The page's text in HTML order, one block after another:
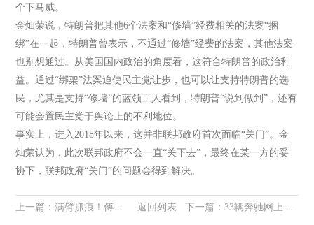
个下马威。
金灿荣说，特朗普把其他6个法案和“修墙”经费相关的法案“捆
绑”在一起，特朗普曾表示，不通过“修墙”经费的法案，其他法案
也别想通过。从美国国内政治的角度看，这符合特朗普的政治利
益。通过“绑架”法案迫使民主党让步，也可以让支持特朗普的选
民，尤其是支持“修墙”的蓝领工人看到，特朗普“说到做到”，还有
可能会置民主党于舆论上的不利地位。
事实上，进入2018年以来，这并非联邦政府首次面临“关门”。金
灿荣认为，此次联邦政府不会一直“关下去”，最终在某一方的妥
协下，联邦政府“关门”的问题会得到解决。
上一篇：满臂抓痕！傅园慧再度自虐式激励让人心疼：没事的，不会留疤 返回列表 下一篇：33辆奔驰网上拍卖：起拍价最低的仅为10.2万元！